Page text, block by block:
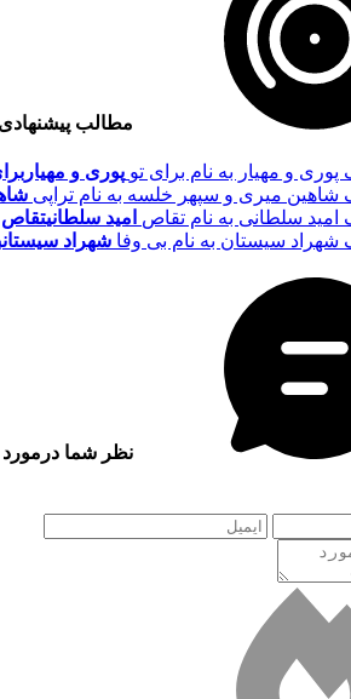
مطالب
پوری و مهیار
امید سلطانیتقاص
شهراد سیستان
نظر شما درمورد